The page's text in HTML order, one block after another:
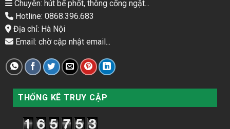
Chuyên: hút bể phốt, thông cống ngặt...
Hotline: 0868.396.683
Địa chỉ: Hà Nội
Email: chờ cập nhật email...
THỐNG KÊ TRUY CẬP